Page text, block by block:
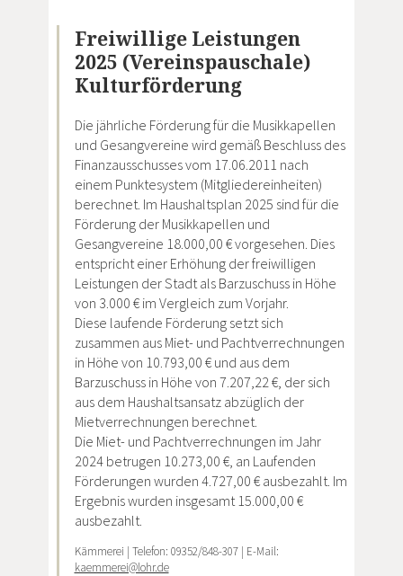
Freiwillige Leistungen
2025 (Vereinspauschale)
Kulturförderung
Die jährliche Förderung für die Musikkapellen
und Gesangvereine wird gemäß Beschluss des
Finanzausschusses vom 17.06.2011 nach
einem Punktesystem (Mitgliedereinheiten)
berechnet. Im Haushaltsplan 2025 sind für die
Förderung der Musikkapellen und
Gesangvereine 18.000,00 € vorgesehen. Dies
entspricht einer Erhöhung der freiwilligen
Leistungen der Stadt als Barzuschuss in Höhe
von 3.000 € im Vergleich zum Vorjahr.
Diese laufende Förderung setzt sich
zusammen aus Miet- und Pachtverrechnungen
in Höhe von 10.793,00 € und aus dem
Barzuschuss in Höhe von 7.207,22 €, der sich
aus dem Haushaltsansatz abzüglich der
Mietverrechnungen berechnet.
Die Miet- und Pachtverrechnungen im Jahr
2024 betrugen 10.273,00 €, an Laufenden
Förderungen wurden 4.727,00 € ausbezahlt. Im
Ergebnis wurden insgesamt 15.000,00 €
ausbezahlt.
Kämmerei | Telefon: 09352/848-307 | E-Mail:
kaemmerei@lohr.de